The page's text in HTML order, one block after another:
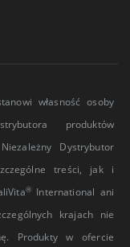
własność osoby
produktów
Dystrybutor
treści, jak i
®International ani
krajach nie
Produkty w ofercie